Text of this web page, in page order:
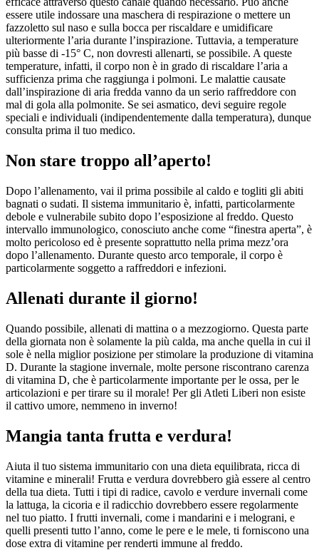
essere utile indossare una maschera di respirazione o mettere un
fazzoletto sul naso e sulla bocca per riscaldare e umidificare
ulteriormente l’aria durante l’inspirazione. Tuttavia, a temperature
più basse di -15° C, non dovresti allenarti, se possibile. A queste
temperature, infatti, il corpo non è in grado di riscaldare l’aria a
sufficienza prima che raggiunga i polmoni. Le malattie causate
dall’inspirazione di aria fredda vanno da un serio raffreddore con
mal di gola alla polmonite. Se sei asmatico, devi seguire regole
speciali e individuali (indipendentemente dalla temperatura), dunque
consulta prima il tuo medico.
Non stare troppo all’aperto!
Dopo l’allenamento, vai il prima possibile al caldo e togliti gli abiti
bagnati o sudati. Il sistema immunitario è, infatti, particolarmente
debole e vulnerabile subito dopo l’esposizione al freddo. Questo
intervallo immunologico, conosciuto anche come “finestra aperta”, è
molto pericoloso ed è presente soprattutto nella prima mezz’ora
dopo l’allenamento. Durante questo arco temporale, il corpo è
particolarmente soggetto a raffreddori e infezioni.
Allenati durante il giorno!
Quando possibile, allenati di mattina o a mezzogiorno. Questa parte
della giornata non è solamente la più calda, ma anche quella in cui il
sole è nella miglior posizione per stimolare la produzione di vitamina
D. Durante la stagione invernale, molte persone riscontrano carenza
di vitamina D, che è particolarmente importante per le ossa, per le
articolazioni e per tirare su il morale! Per gli Atleti Liberi non esiste
il cattivo umore, nemmeno in inverno!
Mangia tanta frutta e verdura!
Aiuta il tuo sistema immunitario con una dieta equilibrata, ricca di
vitamine e minerali! Frutta e verdura dovrebbero già essere al centro
della tua dieta. Tutti i tipi di radice, cavolo e verdure invernali come
la lattuga, la cicoria e il radicchio dovrebbero essere regolarmente
nel tuo piatto. I frutti invernali, come i mandarini e i melograni, e
quelli presenti tutto l’anno, come le pere e le mele, ti forniscono una
dose extra di vitamine per renderti immune al freddo.